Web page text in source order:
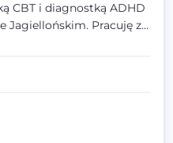
CBT i diagnostką ADHD
Jagiellońskim. Pracuję z
i dziećmi, opierając
indywidualnych
na zaufaniu.
bezpieczne miejsce, w
się wysłuchany i